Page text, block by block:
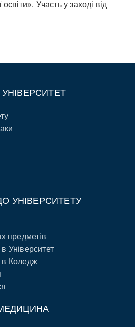
Участь у заході від
УНІВЕРСИТЕТУ
предметів
Університет
в Коледж